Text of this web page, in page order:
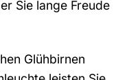
Sie lange Freude
Glühbirnen